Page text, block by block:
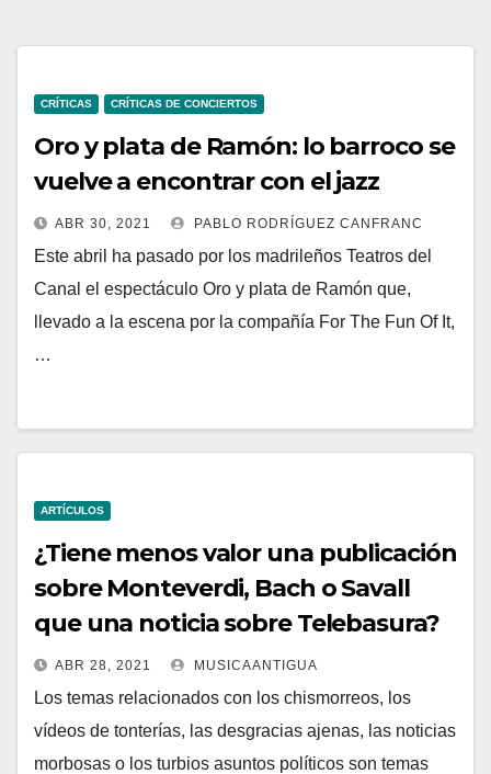
CRÍTICAS CRÍTICAS DE CONCIERTOS
Oro y plata de Ramón: lo barroco se
vuelve a encontrar con el jazz
ABR 30, 2021 PABLO RODRÍGUEZ CANFRANC
Este abril ha pasado por los madrileños Teatros del
Canal el espectáculo Oro y plata de Ramón que,
llevado a la escena por la compañía For The Fun Of It,
…
ARTÍCULOS
¿Tiene menos valor una publicación
sobre Monteverdi, Bach o Savall
que una noticia sobre Telebasura?
ABR 28, 2021 MUSICAANTIGUA
Los temas relacionados con los chismorreos, los
vídeos de tonterías, las desgracias ajenas, las noticias
morbosas o los turbios asuntos políticos son temas